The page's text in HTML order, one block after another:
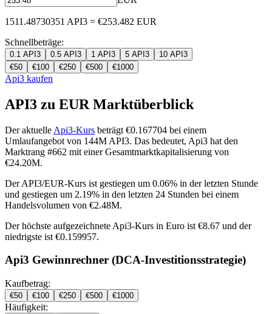
1511.48730351 API3 = €253.482 EUR
Schnellbeträge:
0.1 API3 0.5 API3 1 API3 5 API3 10 API3
€50 €100 €250 €500 €1000
Api3 kaufen
API3 zu EUR Marktüberblick
Der aktuelle Api3-Kurs beträgt €0.167704 bei einem
Umlaufangebot von 144M API3. Das bedeutet, Api3 hat den
Marktrang #662 mit einer Gesamtmarktkapitalisierung von
€24.20M.
Der API3/EUR-Kurs ist gestiegen um 0.06% in der letzten Stunde
und gestiegen um 2.19% in den letzten 24 Stunden bei einem
Handelsvolumen von €2.48M.
Der höchste aufgezeichnete Api3-Kurs in Euro ist €8.67 und der
niedrigste ist €0.159957.
Api3 Gewinnrechner (DCA-Investitionsstrategie)
Kaufbetrag:
€50 €100 €250 €500 €1000
Häufigkeit: